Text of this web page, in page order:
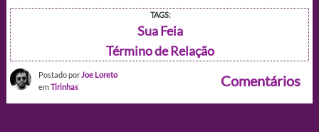
TAGS:
Sua Feia
Término de Relação
Postado por Joe Loreto
emTirinhas Comentários